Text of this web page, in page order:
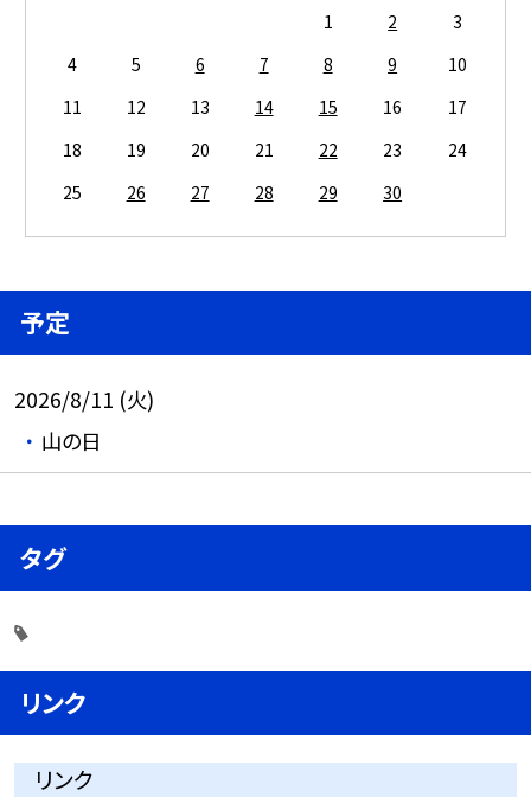
1 2
3
4
5 6 7 8 9
10
11
12 13 14 15 16
17
18
19 20 21 22 23
24
25
26 27 28 29 30
予定
2026/8/11 (火)
山の日
タグ
リンク
リンク